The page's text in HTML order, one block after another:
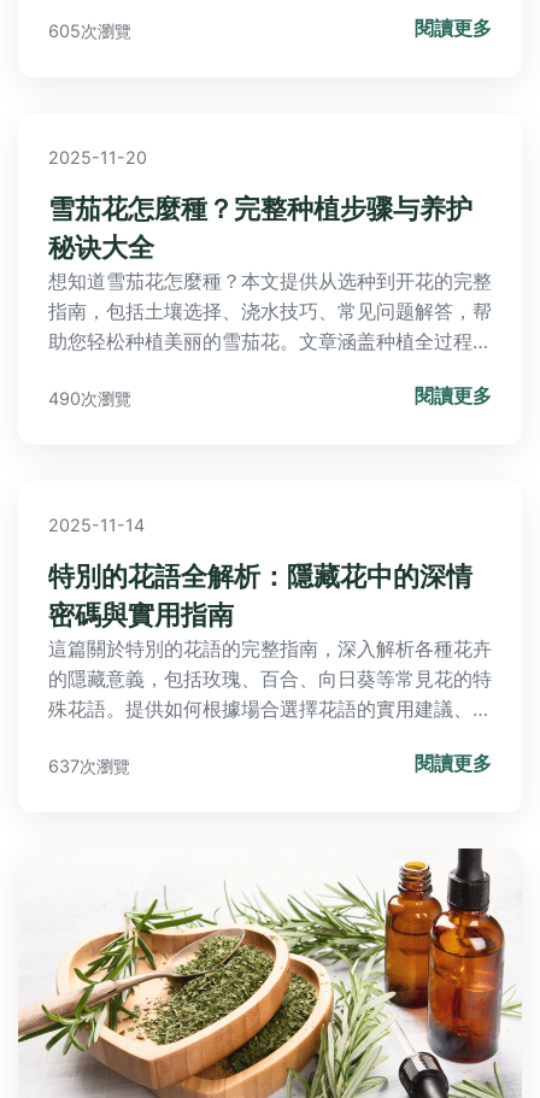
605次瀏覽 閱讀更多
2025-11-20
雪茄花怎麼種？完整种植步骤与养护
秘诀大全
想知道雪茄花怎麼種？本文提供从选种到开花的完整
指南，包括土壤选择、浇水技巧、常见问题解答，帮
助您轻松种植美丽的雪茄花。文章涵盖种植全过程，
490次瀏覽 閱讀更多
2025-11-14
特別的花語全解析：隱藏花中的深情
密碼與實用指南
這篇關於特別的花語的完整指南，深入解析各種花卉
的隱藏意義，包括玫瑰、百合、向日葵等常見花的特
殊花語。提供如何根據場合選擇花語的實用建議、花
準確傳達情感。無論是送給戀人、朋友或家人，都能
637次瀏覽 閱讀更多